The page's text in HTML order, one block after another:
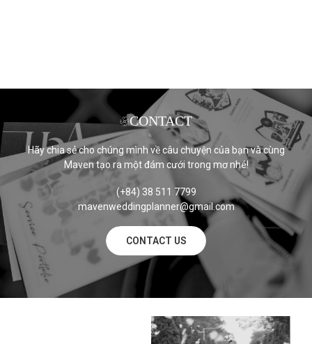
CONTACT
Hãy chia sẻ cho chúng mình về câu chuyện của bạn và cùng
Maven tạo ra một đám cưới trong mơ nhé!
(+84) 38 511 7799
mavenweddingplanner@gmail.com
CONTACT US